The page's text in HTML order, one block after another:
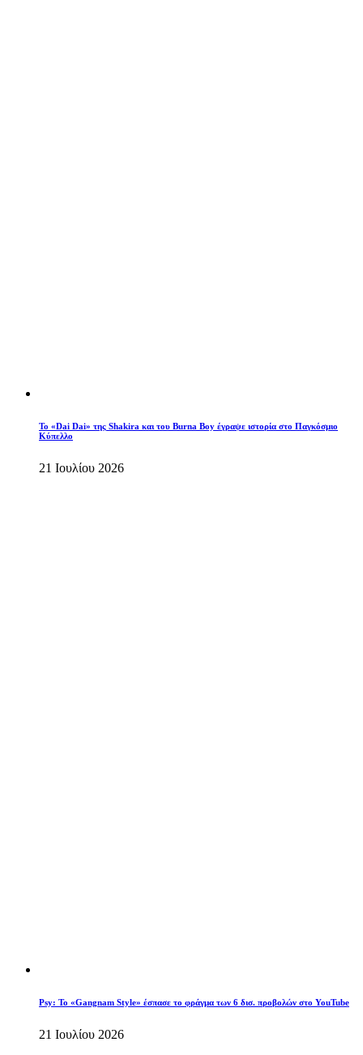
To «Dai Dai» της Shakira και του Burna Boy έγραψε ιστορία στο Παγκόσμιο
Κύπελλο
21 Ιουλίου 2026
Psy: Το «Gangnam Style» έσπασε το φράγμα των 6 δισ. προβολών στο YouTube
21 Ιουλίου 2026